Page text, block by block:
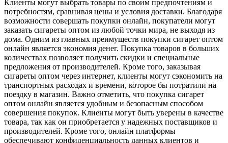
Клиенты могут выбрать товары по своим предпочтениям и
потребностям, сравнивая цены и условия доставки. Благодаря
возможности совершать покупки онлайн, покупатели могут
заказать сигареты оптом из любой точки мира, не выходя из
дома. Одним из главных преимуществ покупки сигарет оптом
онлайн является экономия денег. Покупка товаров в больших
количествах позволяет получить скидки и специальные
предложения от производителей. Кроме того, заказывая
сигареты оптом через интернет, клиенты могут сэкономить на
транспортных расходах и времени, которое бы потратили на
поездку в магазин. Важно отметить, что покупка сигарет
оптом онлайн является удобным и безопасным способом
совершения покупок. Клиенты могут быть уверены в качестве
товара, так как он приобретается у надежных поставщиков и
производителей. Кроме того, онлайн платформы
обеспечивают конфиденциальность данных клиентов и